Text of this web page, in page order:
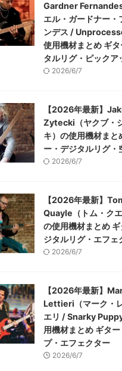
Gardner
エル・ガードナー・
ンデス /
使用機材まとめ ギ
タルリグ・ピックア
2026/6/7
【2026年最新】
Zytecki（ヤクブ・
キ）の使用機材まと
ー・デジタルリグ・
2026/6/7
【2026年最新】
Quayle（トム・クエ
の使用機材まとめ
ジタルリグ・エフェ
2026/6/7
【2026年最新】
Lettieri（マーク・
エリ / Snarky
用機材まとめ ギタ
プ・エフェクター
2026/6/7